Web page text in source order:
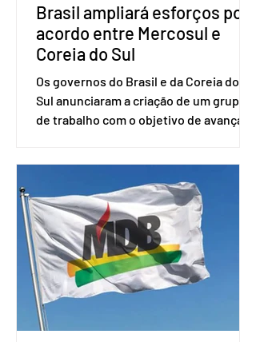
Brasil ampliará esforços por
acordo entre Mercosul e
Coreia do Sul
Os governos do Brasil e da Coreia do
Sul anunciaram a criação de um grupo
de trabalho com o objetivo de avançar
Uruguai, além de outros países
associados. “Decidimos criar um grupo
de trabalho que vai identificar
sensibilidades dos dois lados e evitar
que elas sejam um empecilho para a
retomada das negociações de um
acordo do Mercosul com a Coreia”,
disse o presiden